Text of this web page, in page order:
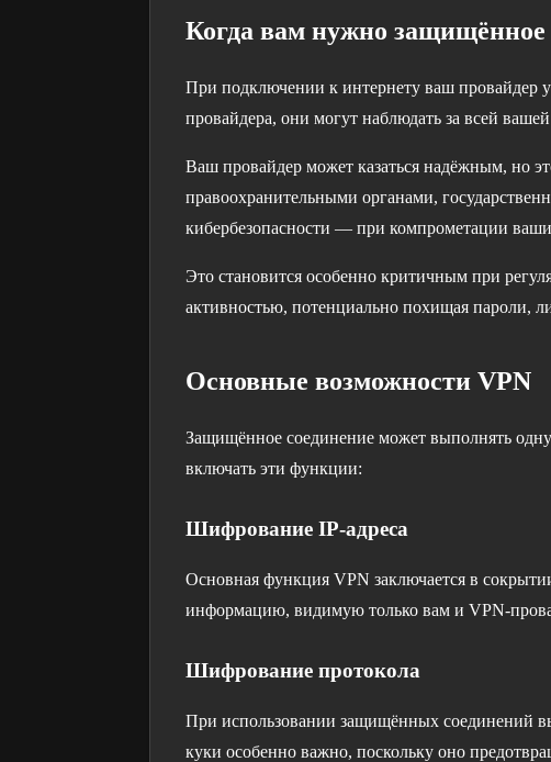
Когда вам нужно защищённое
При подключении к интернету ваш провайдер
провайдера, они могут наблюдать за всей
Ваш провайдер может казаться надёжным, но
правоохранительными органами,
кибербезопасности — при компрометации
Это становится особенно критичным при
активностью, потенциально похищая пароли,
Основные возможности VPN
Защищённое соединение может выполнять
включать эти функции:
Шифрование IP-адреса
Основная функция VPN заключается в
информацию, видимую только вам и VPN-
Шифрование протокола
При использовании защищённых соединений
куки особенно важно, поскольку оно